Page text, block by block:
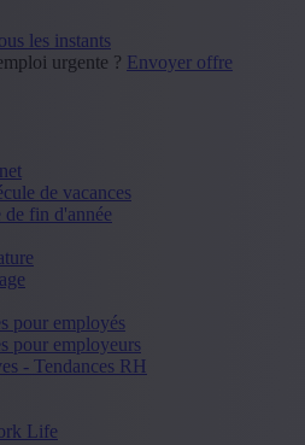
les instants
urgente ? Envoyer offre
de vacances
fin d'année
pour employés
pour employeurs
- Tendances RH
Life